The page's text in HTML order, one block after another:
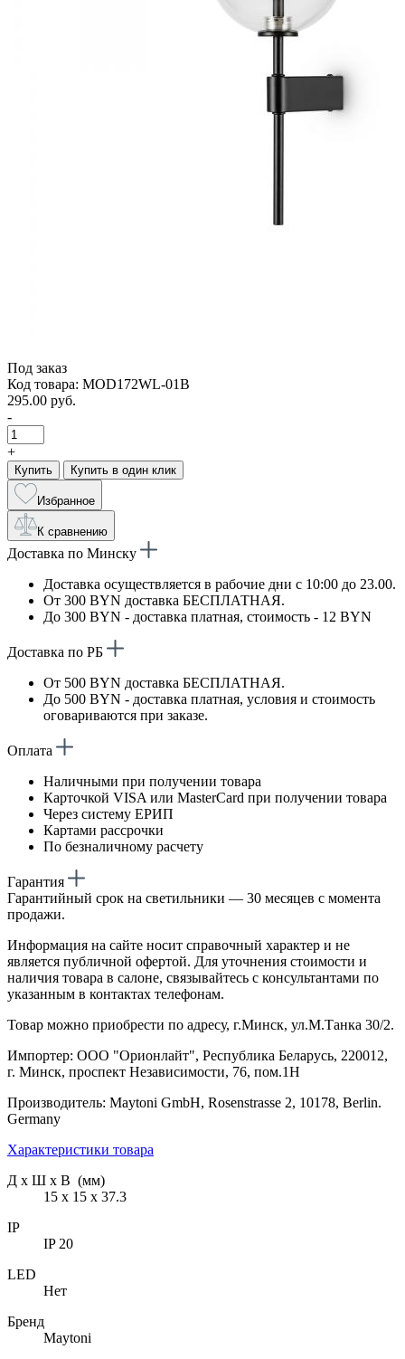
Под заказ
Код товара: MOD172WL-01B
295.00 руб.
-
+
Купить Купить в один клик
Избранное
К сравнению
Доставка по Минску
Доставка осуществляется в рабочие дни с 10:00 до 23.00.
От 300 BYN доставка БЕСПЛАТНАЯ.
До 300 BYN - доставка платная, стоимость - 12 BYN
Доставка по РБ
От 500 BYN доставка БЕСПЛАТНАЯ.
До 500 BYN - доставка платная, условия и стоимость
оговариваются при заказе.
Оплата
Наличными при получении товара
Карточкой VISA или MasterCard при получении товара
Через систему ЕРИП
Картами рассрочки
По безналичному расчету
Гарантия
Гарантийный срок на светильники — 30 месяцев с момента
продажи.
Информация на сайте носит справочный характер и не
является публичной офертой. Для уточнения стоимости и
наличия товара в салоне, связывайтесь с консультантами по
указанным в контактах телефонам.
Товар можно приобрести по адресу, г.Минск, ул.М.Танка 30/2.
Импортер: ООО "Орионлайт", Республика Беларусь, 220012,
г. Минск, проспект Независимости, 76, пом.1Н
Производитель: Maytoni GmbH, Rosenstrasse 2, 10178, Berlin.
Germany
Характеристики товара
Д х Ш х В (мм)
15 х 15 х 37.3
IP
IP 20
LED
Нет
Бренд
Maytoni